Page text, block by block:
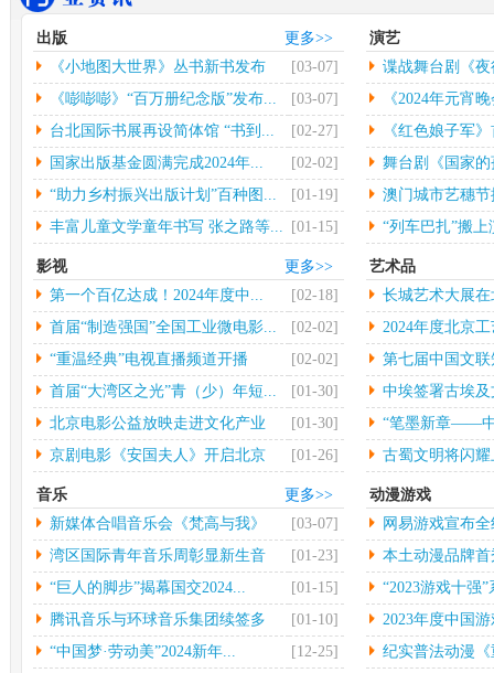
本报南昌2月26日电（记者
朱磊）记者从江西省景德
镇...[详情]
光
（
文
更多>>
出版
《小地图大世界》丛书新书发布
会...
[03-07]
《嘭嘭嘭》“百万册纪念版”发布...
[03-07]
台北国际书展再设简体馆 “书到...
[02-27]
国家出版基金圆满完成2024年...
[02-02]
“助力乡村振兴出版计划”百种图...
[01-19]
丰富儿童文学童年书写 张之路等...
[01-15]
演艺
谍战舞台剧《
《2024年元宵
《红色娘子军
舞台剧《国家
大...
澳门城市艺穗
“列车巴扎”搬上
更多>>
影视
第一个百亿达成！2024年度中...
[02-18]
首届“制造强国”全国工业微电影...
[02-02]
“重温经典”电视直播频道开播
[02-02]
首届“大湾区之光”青（少）年短...
[01-30]
北京电影公益放映走进文化产业
园...
[01-30]
京剧电影《安国夫人》开启北京
长...
[01-26]
艺术品
长城艺术大展
行
2024年度北京
第七届中国文
术...
中埃签署古埃
物...
“笔墨新章——
古蜀文明将闪
更多>>
音乐
新媒体合唱音乐会《梵高与我》
中...
[03-07]
湾区国际青年音乐周彰显新生音
乐...
[01-23]
“巨人的脚步”揭幕国交2024...
[01-15]
腾讯音乐与环球音乐集团续签多
年...
[01-10]
“中国梦·劳动美”2024新年...
[12-25]
动漫游戏
网易游戏宣布
年...
本土动漫品牌
“2023游戏十强
2023年度中国
纪实普法动漫